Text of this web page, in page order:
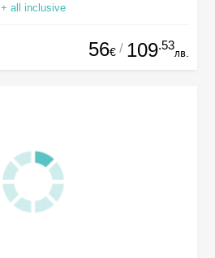
+ all inclusive
56€ / 109.53
лв.